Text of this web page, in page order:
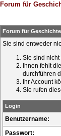
Forum für
Forum für Geschichte
Sie sind entweder
Sie sind
Ihnen fehlt
durchführen
Ihr Account
Sie rufen
Login
Benutzername:
Passwort: